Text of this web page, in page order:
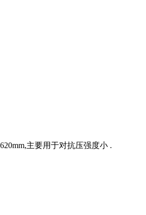
主要用于对抗压强度小 .